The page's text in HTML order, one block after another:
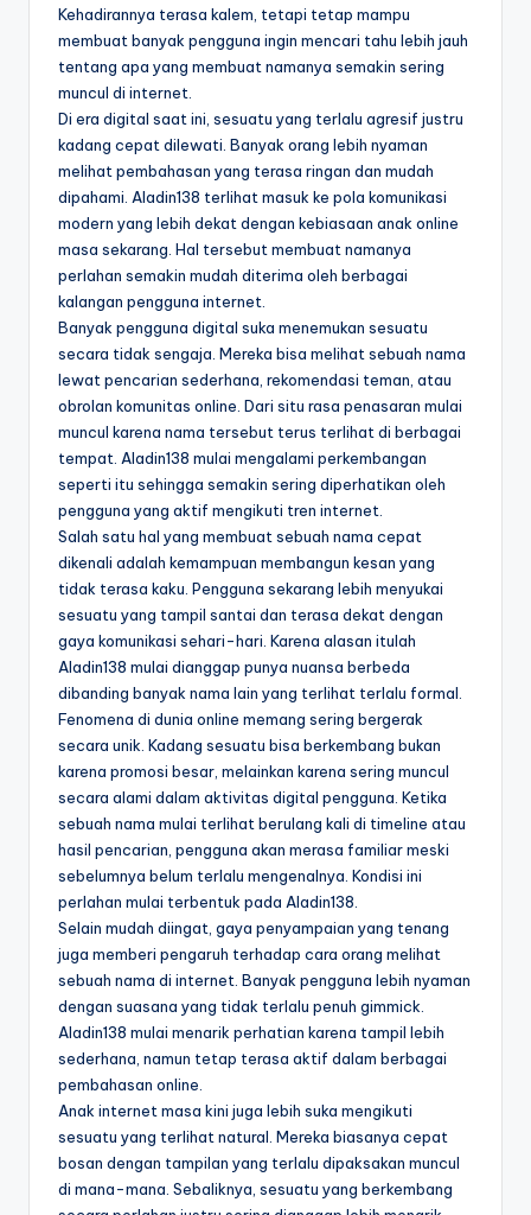
Kehadirannya terasa kalem, tetapi tetap mampu
membuat banyak pengguna ingin mencari tahu lebih jauh
tentang apa yang membuat namanya semakin sering
muncul di internet.
Di era digital saat ini, sesuatu yang terlalu agresif justru
kadang cepat dilewati. Banyak orang lebih nyaman
melihat pembahasan yang terasa ringan dan mudah
dipahami. Aladin138 terlihat masuk ke pola komunikasi
modern yang lebih dekat dengan kebiasaan anak online
masa sekarang. Hal tersebut membuat namanya
perlahan semakin mudah diterima oleh berbagai
kalangan pengguna internet.
Banyak pengguna digital suka menemukan sesuatu
secara tidak sengaja. Mereka bisa melihat sebuah nama
lewat pencarian sederhana, rekomendasi teman, atau
obrolan komunitas online. Dari situ rasa penasaran mulai
muncul karena nama tersebut terus terlihat di berbagai
tempat. Aladin138 mulai mengalami perkembangan
seperti itu sehingga semakin sering diperhatikan oleh
pengguna yang aktif mengikuti tren internet.
Salah satu hal yang membuat sebuah nama cepat
dikenali adalah kemampuan membangun kesan yang
tidak terasa kaku. Pengguna sekarang lebih menyukai
sesuatu yang tampil santai dan terasa dekat dengan
gaya komunikasi sehari-hari. Karena alasan itulah
Aladin138 mulai dianggap punya nuansa berbeda
dibanding banyak nama lain yang terlihat terlalu formal.
Fenomena di dunia online memang sering bergerak
secara unik. Kadang sesuatu bisa berkembang bukan
karena promosi besar, melainkan karena sering muncul
secara alami dalam aktivitas digital pengguna. Ketika
sebuah nama mulai terlihat berulang kali di timeline atau
hasil pencarian, pengguna akan merasa familiar meski
sebelumnya belum terlalu mengenalnya. Kondisi ini
perlahan mulai terbentuk pada Aladin138.
Selain mudah diingat, gaya penyampaian yang tenang
juga memberi pengaruh terhadap cara orang melihat
sebuah nama di internet. Banyak pengguna lebih nyaman
dengan suasana yang tidak terlalu penuh gimmick.
Aladin138 mulai menarik perhatian karena tampil lebih
sederhana, namun tetap terasa aktif dalam berbagai
pembahasan online.
Anak internet masa kini juga lebih suka mengikuti
sesuatu yang terlihat natural. Mereka biasanya cepat
bosan dengan tampilan yang terlalu dipaksakan muncul
di mana-mana. Sebaliknya, sesuatu yang berkembang